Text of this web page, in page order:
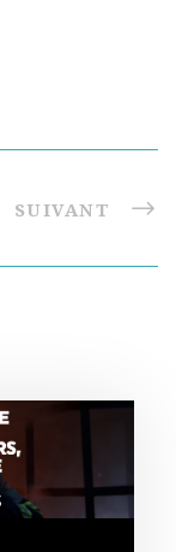
SUIVANT